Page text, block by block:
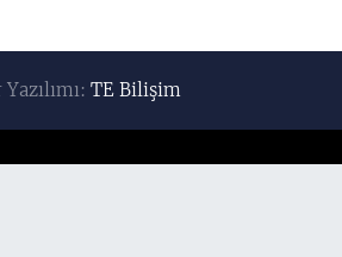
Yazılımı:TE Bilişim